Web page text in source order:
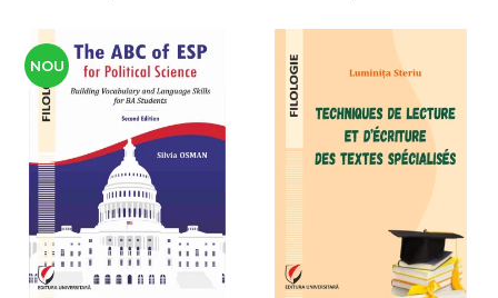
ULTIMELE EXEMPLARE
NOU